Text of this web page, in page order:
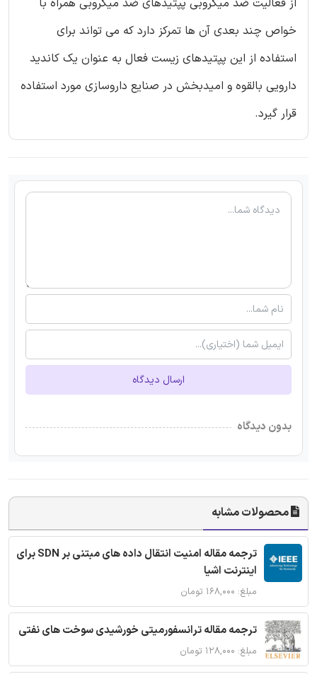
خواص چند بعدی آن ها تمرکز دارد که می تواند برای
استفاده از این پپتیدهای زیست فعال به عنوان یک کاندید
دارویی بالقوه و امیدبخش در صنایع داروسازی مورد استفاده
قرار گیرد.
ارسال دیدگاه
بدون دیدگاه
محصولات مشابه
ترجمه مقاله امنیت انتقال داده های مبتنی بر SDN برای
اینترنت اشیا
مبلغ: ۱۶۸,۰۰۰ تومان
ترجمه مقاله ترانسفورمیتی خورشیدی سوخت های نفتی
مبلغ: ۱۲۸,۰۰۰ تومان